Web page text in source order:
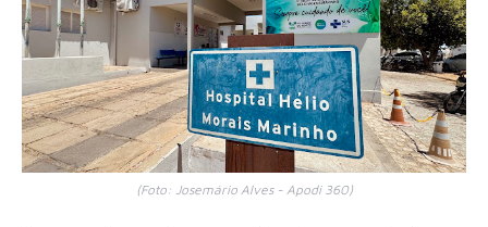
(Foto: Josemário Alves - Apodi 360)